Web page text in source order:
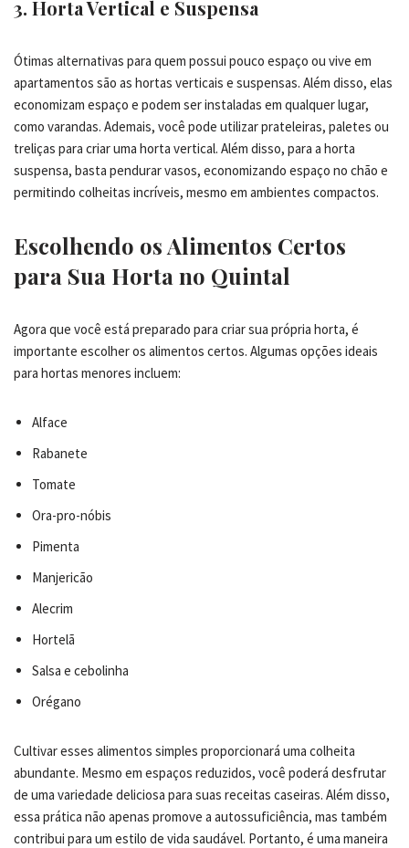
3. Horta Vertical e Suspensa
Ótimas alternativas para quem possui pouco espaço ou vive em
apartamentos são as hortas verticais e suspensas. Além disso, elas
economizam espaço e podem ser instaladas em qualquer lugar,
como varandas. Ademais, você pode utilizar prateleiras, paletes ou
treliças para criar uma horta vertical. Além disso, para a horta
suspensa, basta pendurar vasos, economizando espaço no chão e
permitindo colheitas incríveis, mesmo em ambientes compactos.
Escolhendo os Alimentos Certos
para Sua Horta no Quintal
Agora que você está preparado para criar sua própria horta, é
importante escolher os alimentos certos. Algumas opções ideais
para hortas menores incluem:
Alface
Rabanete
Tomate
Ora-pro-nóbis
Pimenta
Manjericão
Alecrim
Hortelã
Salsa e cebolinha
Orégano
Cultivar esses alimentos simples proporcionará uma colheita
abundante. Mesmo em espaços reduzidos, você poderá desfrutar
de uma variedade deliciosa para suas receitas caseiras. Além disso,
essa prática não apenas promove a autossuficiência, mas também
contribui para um estilo de vida saudável. Portanto, é uma maneira